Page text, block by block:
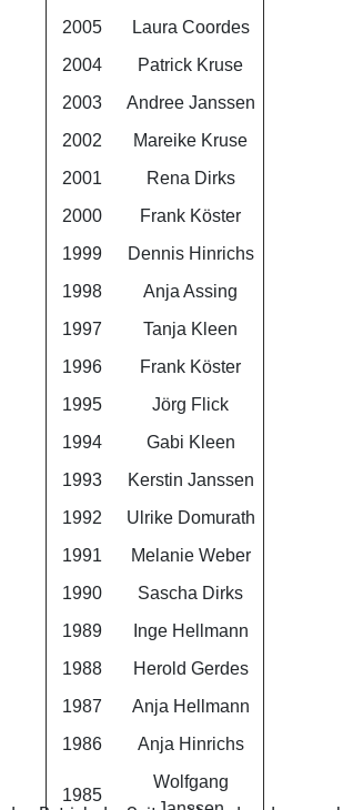
2005
Laura Coordes
2004
Patrick Kruse
2003
Andree Janssen
2002
Mareike Kruse
2001
Rena Dirks
2000
Frank Köster
1999
Dennis Hinrichs
1998
Anja Assing
1997
Tanja Kleen
1996
Frank Köster
1995
Jörg Flick
1994
Gabi Kleen
1993
Kerstin Janssen
1992
Ulrike Domurath
1991
Melanie Weber
1990
Sascha Dirks
1989
Inge Hellmann
1988
Herold Gerdes
1987
Anja Hellmann
1986
Anja Hinrichs
1985
Wolfgang